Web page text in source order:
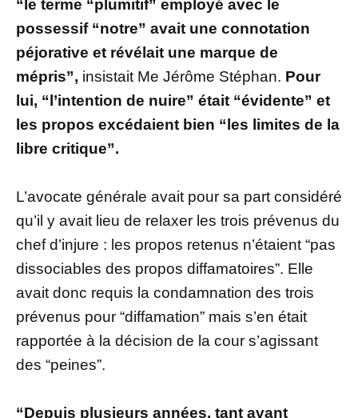
“le terme “plumitif” employé avec le
possessif “notre” avait une connotation
péjorative et révélait une marque de
mépris”, insistait Me Jérôme Stéphan. Pour
lui, “l’intention de nuire” était “évidente” et
les propos excédaient bien “les limites de la
libre critique”.
L’avocate générale avait pour sa part considéré
qu’il y avait lieu de relaxer les trois prévenus du
chef d’injure : les propos retenus n’étaient “pas
dissociables des propos diffamatoires”. Elle
avait donc requis la condamnation des trois
prévenus pour “diffamation” mais s’en était
rapportée à la décision de la cour s’agissant
des “peines”.
“Depuis plusieurs années, tant avant